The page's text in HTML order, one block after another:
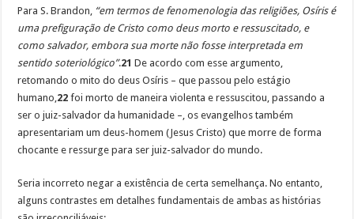
Para S. Brandon, “em termos de fenomenologia das religiões, Osíris é
uma prefiguração de Cristo como deus morto e ressuscitado, e
como salvador, embora sua morte não fosse interpretada em
sentido soteriológico”.21 De acordo com esse argumento,
retomando o mito do deus Osíris – que passou pelo estágio
humano,22foi morto de maneira violenta e ressuscitou, passando a
ser o juiz-salvador da humanidade –, os evangelhos também
apresentariam um deus-homem (Jesus Cristo) que morre de forma
chocante e ressurge para ser juiz-salvador do mundo.
Seria incorreto negar a existência de certa semelhança. No entanto,
alguns contrastes em detalhes fundamentais de ambas as histórias